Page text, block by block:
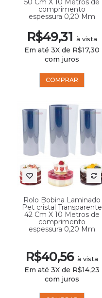
50 Cm X 10 Metros de
comprimento
espessura 0,20 Mm
R$49,31 à vista
Em até 3X de R$17,30
com juros
COMPRAR
Rolo Bobina Laminado
Pet cristal Transparente
42 Cm X 10 Metros de
comprimento
espessura 0,20 Mm
R$40,56 à vista
Em até 3X de R$14,23
com juros